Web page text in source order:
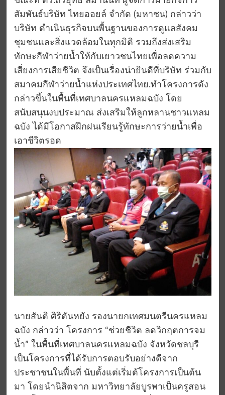
สัมพันธ์บริษัท ไทยออยล์ จำกัด (มหาชน) กล่าวว่า
บริษัท ดำเนินธุรกิจบนพื้นฐานของการดูแลสังคม
ชุมชนและสิ่งแวดล้อมในทุกมิติ รวมถึงส่งเสริม
ทักษะกีฬาว่ายน้ำให้กับเยาวชนไทยเพื่อลดความ
เสี่ยงการเสียชีวิต จึงเป็นเรื่องน่ายินดีที่บริษัท ร่วมกับ
สมาคมกีฬาว่ายน้ำแห่งประเทศไทย.ทำโครงการดัง
กล่าวขึ้นในพื้นที่เทศบาลนครแหลมฉบัง โดย
สนับสนุนงบประมาณ ส่งเสริมให้ลูกหลานชาวแหลม
ฉบัง ได้มีโอกาสฝึกฝนเรียนรู้ทักษะการว่ายน้ำเพื่อ
เอาชีวิตรอด
นายสันติ ศิริตันหยัง รองนายกเทศมนตรีนครแหลม
ฉบัง กล่าวว่า โครงการ “ช่วยชีวิต ลดวิกฤตการจม
น้ำ” ในพื้นที่เทศบาลนครแหลมฉบัง จังหวัดชลบุรี
เป็นโครงการที่ได้รับการตอบรับอย่างดีจาก
ประชาชนในพื้นที่ นับตั้งแต่เริ่มต้โครงการเป็นต้น
มา โดยนำนิสิตจาก มหาวิทยาลัยบูรพาเป็นครูสอน